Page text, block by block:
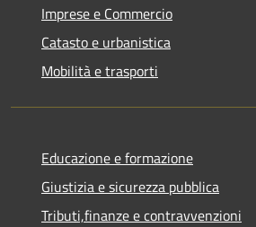
Imprese e Commercio
Catasto e urbanistica
Mobilità e trasporti
Educazione e formazione
Giustizia e sicurezza pubblica
Tributi,finanze e contravvenzioni